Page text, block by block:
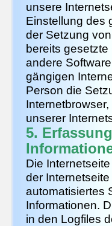
unsere
Einstellung des
der Setzung
bereits
andere
gängigen
Person die
unserer
5.
Die
der
automatisiertes
Informationen.
in den Logfiles